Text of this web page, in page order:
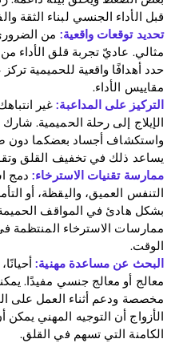
قبل الأداء الجنسي لبناء الثقة
تحديد توقعات واقعية: من
مثالي. عاديّ تجربة قلق الأداء
حدد أهدافًا واقعية للحميمية
مقاييس الأداء.
التركيز على المداعبة:غير
الإيلاج إلى رحلة الحميمية.
واستكشاف أجساد بعضكما دون
يساعد ذلك في تخفيف القلق
ممارسة تقنيات الاسترخاء:دمج
التنفس العميق، واليقظة، أو
بشكل هادئ في المواقف
ممارسات الاسترخاء المنتظمة
الوقت.
البحث عن مساعدة مهنية:
معالج أو معالج جنسي مفيدًا.
مخصصة ودعم أثناء العمل على
الأزواج أن التوجيه المهني
الكامنة التي تسهم في القلق.